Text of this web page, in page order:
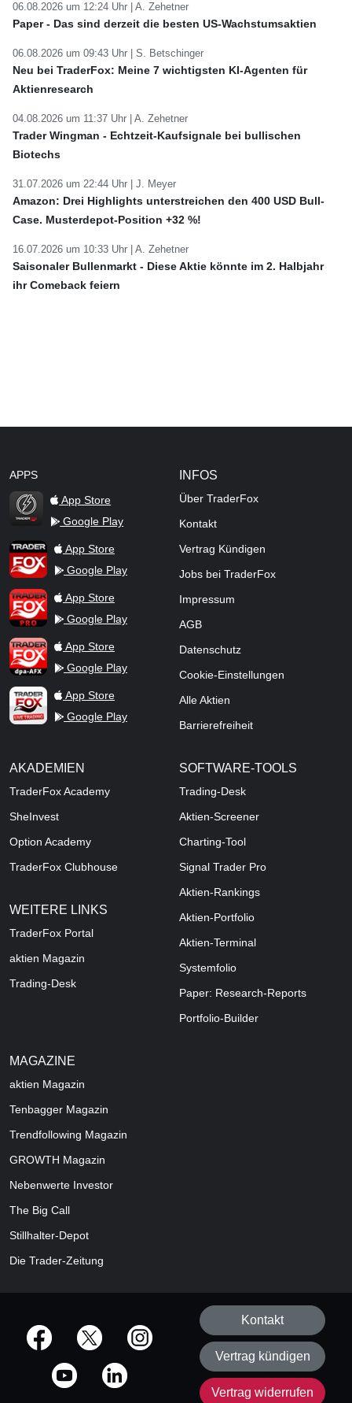
06.08.2026 um 12:24 Uhr | A. Zehetner
Paper - Das sind derzeit die besten US-Wachstumsaktien
06.08.2026 um 09:43 Uhr | S. Betschinger
Neu bei TraderFox: Meine 7 wichtigsten KI-Agenten für
Aktienresearch
04.08.2026 um 11:37 Uhr | A. Zehetner
Trader Wingman - Echtzeit-Kaufsignale bei bullischen
Biotechs
31.07.2026 um 22:44 Uhr | J. Meyer
Amazon: Drei Highlights unterstreichen den 400 USD Bull-
Case. Musterdepot-Position +32 %!
16.07.2026 um 10:33 Uhr | A. Zehetner
Saisonaler Bullenmarkt - Diese Aktie könnte im 2. Halbjahr
ihr Comeback feiern
APPS
TraderFox Flash
App Store
Google Play
TraderFox AppApp Store
Google Play
TraderFox ProApp Store
Google Play
TraderFox dpa-AFX ProFeed
App Store
Google Play
TraderFox Live Trading
App Store
Google Play
INFOS
Über TraderFox
Kontakt
Vertrag Kündigen
Jobs bei TraderFox
Impressum
AGB
Datenschutz
Cookie-Einstellungen
Alle Aktien
Barrierefreiheit
AKADEMIEN
TraderFox Academy
SheInvest
Option Academy
TraderFox Clubhouse
WEITERE LINKS
TraderFox Portal
aktien Magazin
Trading-Desk
SOFTWARE-TOOLS
Trading-Desk
Aktien-Screener
Charting-Tool
Signal Trader Pro
Aktien-Rankings
Aktien-Portfolio
Aktien-Terminal
Systemfolio
Paper: Research-Reports
Portfolio-Builder
MAGAZINE
aktien Magazin
Tenbagger Magazin
Trendfollowing Magazin
GROWTH Magazin
Nebenwerte Investor
The Big Call
Stillhalter-Depot
Die Trader-Zeitung
offizielle Social Media-Accounts
Kontakt
Vertrag kündigen
Vertrag widerrufen